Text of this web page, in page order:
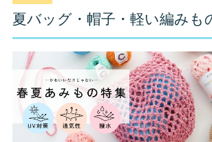
夏バッグ・帽子・軽い編みも